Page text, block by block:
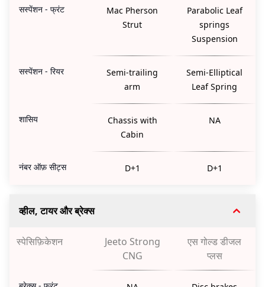
सस्पेंशन - फ्रंट
Mac Pherson
Strut
Parabolic Leaf
springs
Suspension
सस्पेंशन - रियर
Semi-trailing
arm
Semi-Elliptical
Leaf Spring
शासिय
Chassis with
Cabin
NA
नंबर ऑफ़ सीट्स D+1 D+1
व्हील, टायर और ब्रेक्स
स्पेसिफ़िकेशन
Jeeto Strong
CNG
एस गोल्ड डीजल
प्लस